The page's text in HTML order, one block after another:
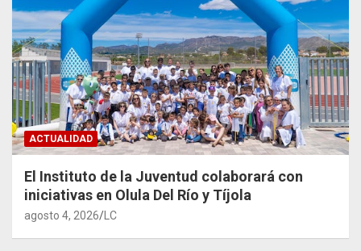
ACTUALIDAD
El Instituto de la Juventud colaborará con
iniciativas en Olula Del Río y Tíjola
agosto 4, 2026 LC